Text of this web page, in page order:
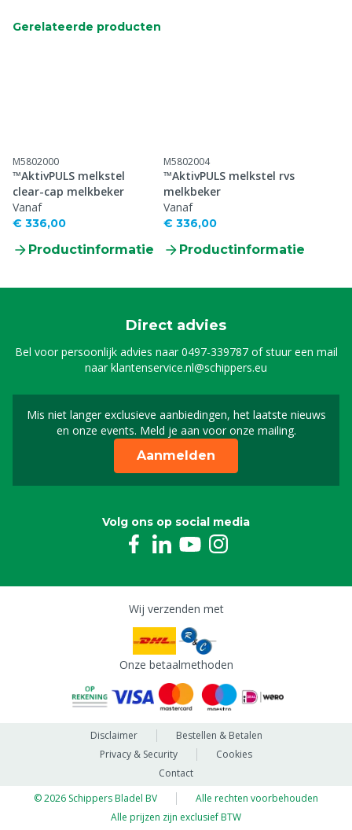
Gerelateerde producten
M5802000
™AktivPULS melkstel
clear-cap melkbeker
Vanaf
€ 336,00
Productinformatie
M5802004
™AktivPULS melkstel rvs
melkbeker
Vanaf
€ 336,00
Productinformatie
Direct advies
Bel voor persoonlijk advies naar0497-339787of stuur een mail
naarklantenservice.nl@schippers.eu
Mis niet langer exclusieve aanbiedingen, het laatste nieuws
en onze events. Meld je aan voor onze mailing.
Schrijf je in voor onze
Aanmelden
Volg ons op social media
Wij verzenden met
Onze betaalmethoden
Disclaimer
Bestellen & Betalen
Privacy & Security
Cookies
Contact
© 2026 Schippers Bladel BV
Alle rechten voorbehouden
Alle prijzen zijn exclusief BTW